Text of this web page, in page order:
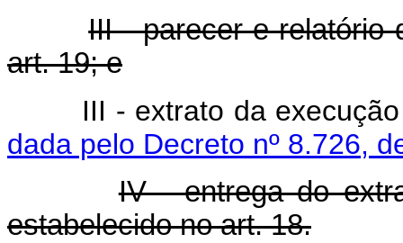
III - parecer e relatório
art. 19; e
III - extrato da
dada pelo Decreto nº 8.726,
IV - entrega do
estabelecido no art. 18.